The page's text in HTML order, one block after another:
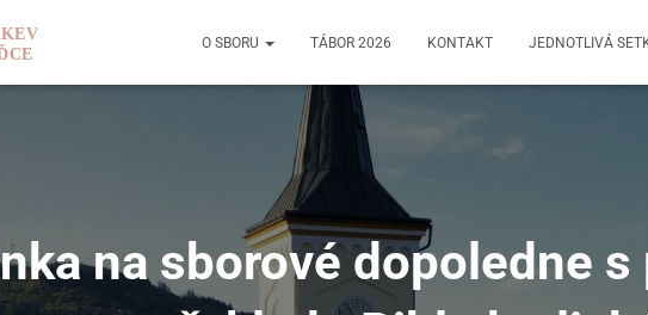
O SBORU TÁBOR 2026 KONTAKT JEDNOTLIVÁ
na sborové dopoledne